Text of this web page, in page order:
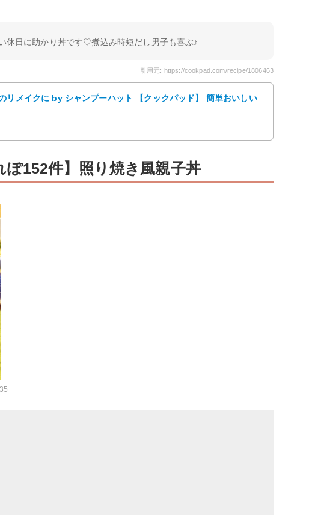
休日に助かり丼です♡煮込み時短だし男子も喜ぶ♪
引用元: https://cookpad.com/recipe/1806463
リメイクに by シャンプーハット 【クックパッド】 簡単おいしい
ぽ152件】照り焼き風親子丼